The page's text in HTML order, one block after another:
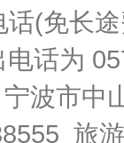
话(免长
电话为
波市中
旅